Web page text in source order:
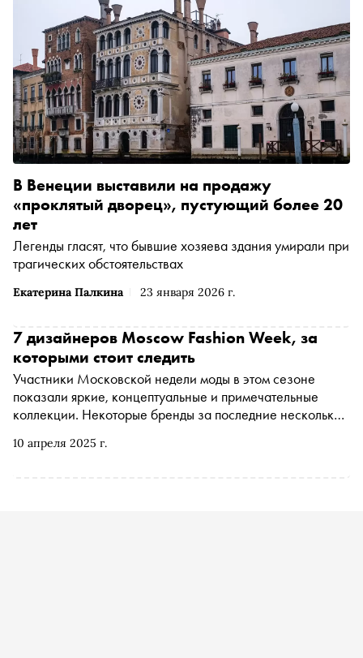
Екатерина Палкина 23 января 2026 г.
В Венеции выставили на продажу
«проклятый дворец», пустующий более 20
лет
Легенды гласят, что бывшие хозяева здания умирали при
трагических обстоятельствах
10 апреля 2025 г.
7 дизайнеров Moscow Fashion Week, за
которыми стоит следить
Участники Московской недели моды в этом сезоне
показали яркие, концептуальные и примечательные
коллекции. Некоторые бренды за последние несколько
аудиторией и прочно заняли свою нишу. Есть и новички,